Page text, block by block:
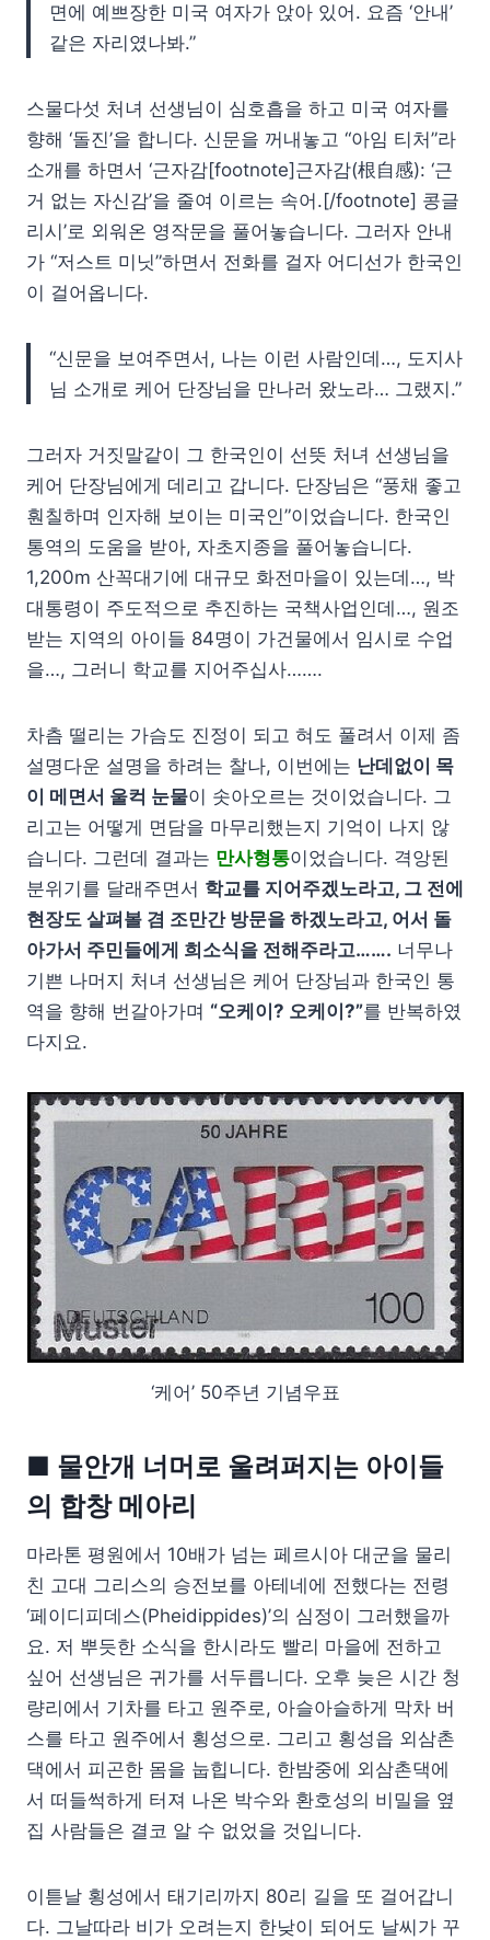
면에 예쁘장한 미국 여자가 앉아 있어. 요즘 ‘안내’
같은 자리였나봐.”
스물다섯 처녀 선생님이 심호흡을 하고 미국 여자를
향해 ‘돌진’을 합니다. 신문을 꺼내놓고 “아임 티처”라
소개를 하면서 ‘근자감[footnote]근자감(根自感): ‘근
거 없는 자신감’을 줄여 이르는 속어.[/footnote] 콩글
리시’로 외워온 영작문을 풀어놓습니다. 그러자 안내
가 “저스트 미닛”하면서 전화를 걸자 어디선가 한국인
이 걸어옵니다.
“신문을 보여주면서, 나는 이런 사람인데…, 도지사
님 소개로 케어 단장님을 만나러 왔노라… 그랬지.”
그러자 거짓말같이 그 한국인이 선뜻 처녀 선생님을
케어 단장님에게 데리고 갑니다. 단장님은 “풍채 좋고
훤칠하며 인자해 보이는 미국인”이었습니다. 한국인
통역의 도움을 받아, 자초지종을 풀어놓습니다.
1,200m 산꼭대기에 대규모 화전마을이 있는데…, 박
대통령이 주도적으로 추진하는 국책사업인데…, 원조
받는 지역의 아이들 84명이 가건물에서 임시로 수업
을…, 그러니 학교를 지어주십사…….
차츰 떨리는 가슴도 진정이 되고 혀도 풀려서 이제 좀
설명다운 설명을 하려는 찰나, 이번에는 난데없이 목
이 메면서 울컥 눈물이 솟아오르는 것이었습니다. 그
리고는 어떻게 면담을 마무리했는지 기억이 나지 않
습니다. 그런데 결과는 만사형통이었습니다. 격앙된
분위기를 달래주면서 학교를 지어주겠노라고, 그 전에
현장도 살펴볼 겸 조만간 방문을 하겠노라고, 어서 돌
아가서 주민들에게 희소식을 전해주라고……. 너무나
기쁜 나머지 처녀 선생님은 케어 단장님과 한국인 통
역을 향해 번갈아가며 “오케이? 오케이?”를 반복하였
다지요.
‘케어’ 50주년 기념우표
■ 물안개 너머로 울려퍼지는 아이들
의 합창 메아리
마라톤 평원에서 10배가 넘는 페르시아 대군을 물리
친 고대 그리스의 승전보를 아테네에 전했다는 전령
‘페이디피데스(Pheidippides)’의 심정이 그러했을까
요. 저 뿌듯한 소식을 한시라도 빨리 마을에 전하고
싶어 선생님은 귀가를 서두릅니다. 오후 늦은 시간 청
량리에서 기차를 타고 원주로, 아슬아슬하게 막차 버
스를 타고 원주에서 횡성으로. 그리고 횡성읍 외삼촌
댁에서 피곤한 몸을 눕힙니다. 한밤중에 외삼촌댁에
서 떠들썩하게 터져 나온 박수와 환호성의 비밀을 옆
집 사람들은 결코 알 수 없었을 것입니다.
이튿날 횡성에서 태기리까지 80리 길을 또 걸어갑니
다. 그날따라 비가 오려는지 한낮이 되어도 날씨가 꾸